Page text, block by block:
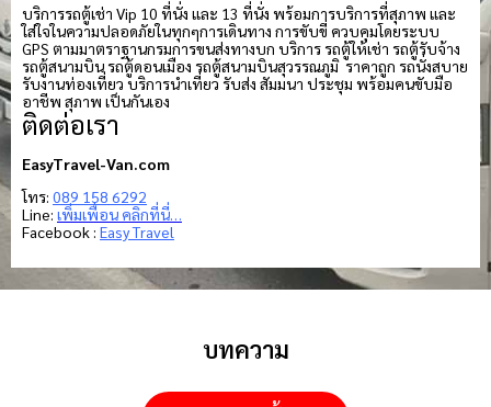
บริการรถตู้เช่า Vip 10 ที่นั่ง และ 13 ที่นั่ง พร้อมการบริการที่สุภาพ และ
ใส่ใจในความปลอดภัยในทุกๆการเดินทาง การขับขี่ ควบคุมโดยระบบ
GPS ตามมาตราฐานกรมการขนส่งทางบก บริการ รถตู้ให้เช่า รถตู้รับจ้าง
รถตู้สนามบิน รถตู้ดอนเมือง รถตู้สนามบินสุวรรณภูมิ ราคาถูก รถนั่งสบาย
รับงานท่องเที่ยว บริการนำเที่ยว รับส่ง สัมมนา ประชุม พร้อมคนขับมือ
อาชีพ สุภาพ เป็นกันเอง
ติดต่อเรา
EasyTravel-Van.com
โทร: 089 158 6292
Line: เพิ่มเพื่อน คลิกที่นี่…
Facebook : Easy Travel
บทความ